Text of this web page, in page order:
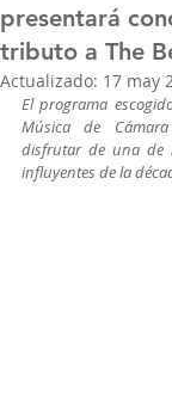
presentará
tributo a The
Actualizado: 17 may
El programa
Música de
disfrutar de una de
influyentes de la